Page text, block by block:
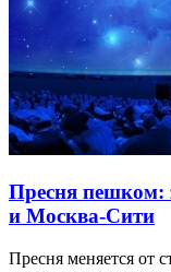
Пресня пешком:
и Москва-Сити
Пресня меняется от